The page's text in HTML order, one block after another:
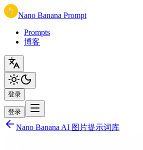
Nano Banana Prompt
Prompts
博客
登录
登录
Nano Banana AI 图片提示词库